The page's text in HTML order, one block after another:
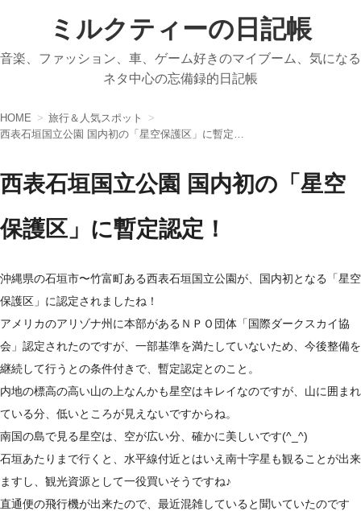
ミルクティーの日記帳
音楽、ファッション、車、ゲーム好きのマイブーム、気になる
ネタ中心の忘備録的日記帳
HOME
旅行＆人気スポット
西表石垣国立公園 国内初の「星空
保護区」に暫定認定！
沖縄県の石垣市〜竹富町ある西表石垣国立公園が、国内初となる「星空
保護区」に認定されましたね！
アメリカのアリゾナ州に本部があるＮＰＯ団体「国際ダークスカイ協
会」認定されたのですが、一部基準を満たしていないため、今後整備を
継続して行うとの条件付きで、暫定認定とのこと。
内地の標高の高い山の上なんかも星空はキレイなのですが、山に囲まれ
ている分、低いところが見えないですからね。
南国の島で見る星空は、空が広い分、確かに美しいです(^_^)
石垣あたりまで行くと、水平線付近とはいえ南十字星も観ることが出来
ますし、観光資源として一役買いそうですね♪
直通便の飛行機が出来たので、最近混雑していると聞いていたのです